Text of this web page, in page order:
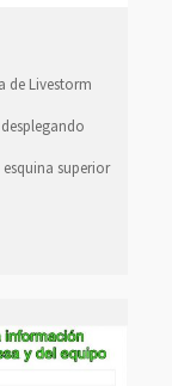
de Livestorm
desplegando
superior